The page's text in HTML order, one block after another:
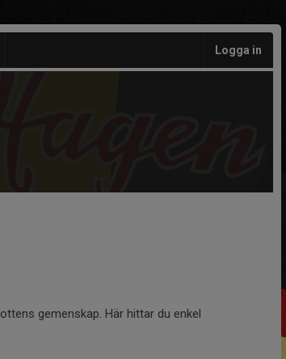
Logga in
gemenskap. Här hittar du enkel